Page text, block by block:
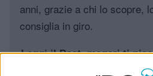
anni, grazie a chi lo scopre,
consiglia in giro.
Leggi il Post, magari ti